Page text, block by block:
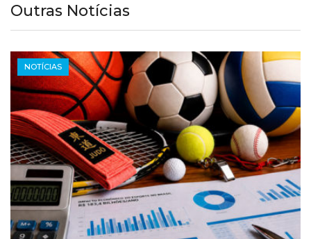
Outras Notícias
NOTÍCIAS